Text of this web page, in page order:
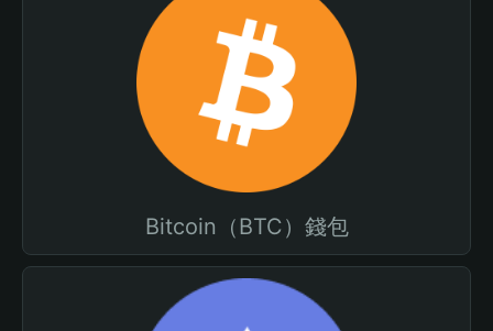
Bitcoin（BTC）錢包